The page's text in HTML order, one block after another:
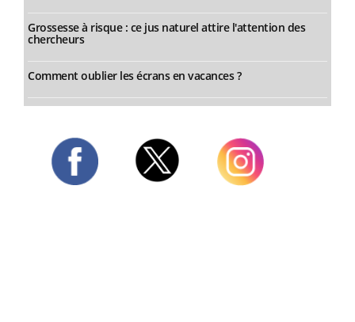
Grossesse à risque : ce jus naturel attire l'attention des
chercheurs
Comment oublier les écrans en vacances ?